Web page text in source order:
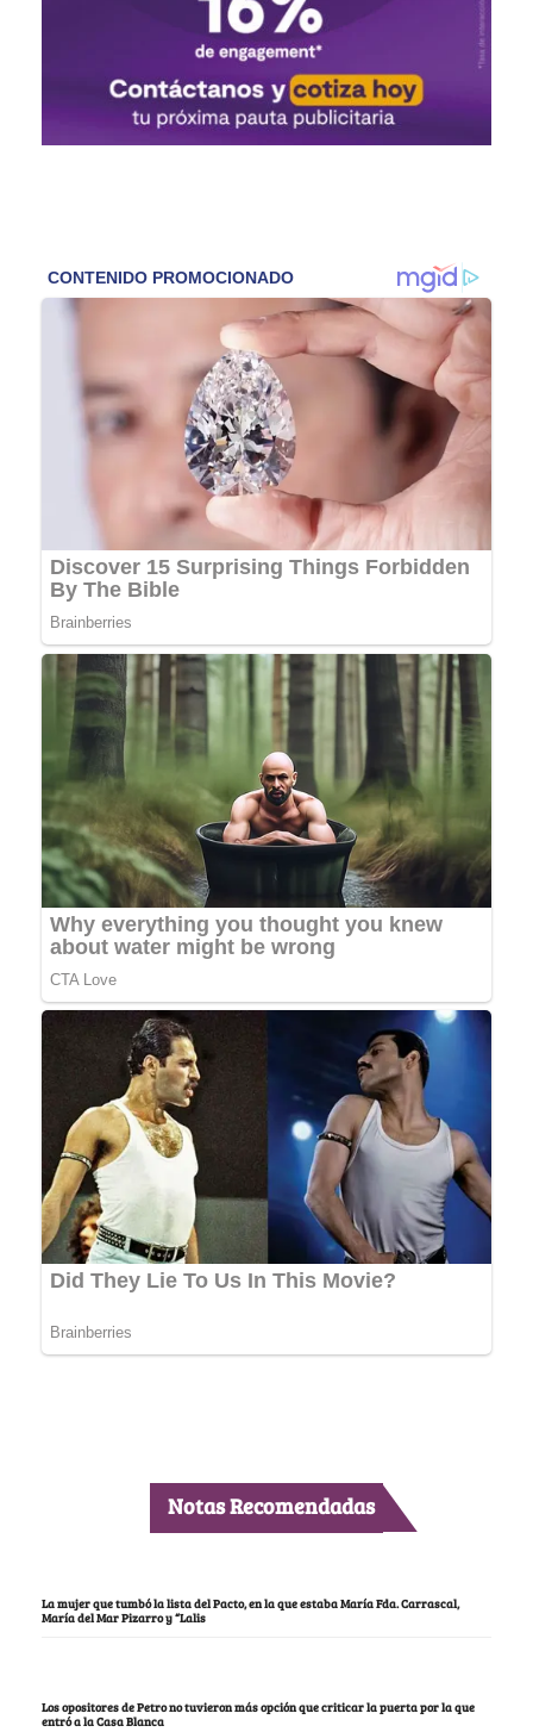
Notas Recomendadas
La mujer que tumbó la lista del Pacto, en la que estaba María Fda. Carrascal,
María del Mar Pizarro y “Lalis
Los opositores de Petro no tuvieron más opción que criticar la puerta por la que
entró a la Casa Blanca